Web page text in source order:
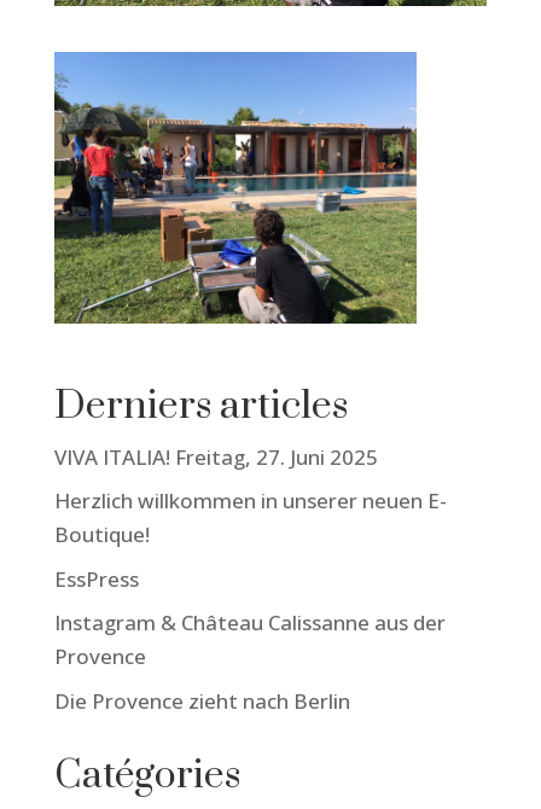
Derniers articles
VIVA ITALIA! Freitag, 27. Juni 2025
Herzlich willkommen in unserer neuen E-
Boutique!
EssPress
Instagram & Château Calissanne aus der
Provence
Die Provence zieht nach Berlin
Catégories